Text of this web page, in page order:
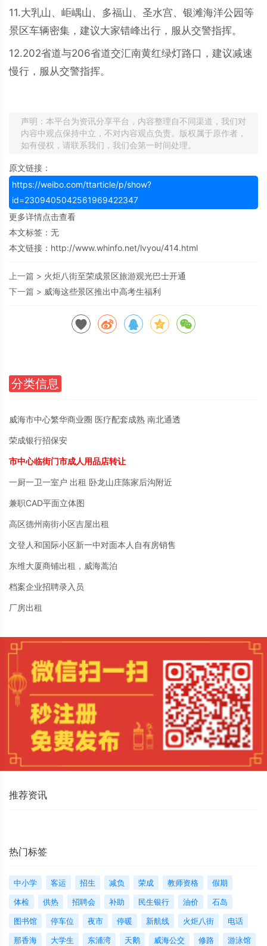
11.大乳山、岠嵎山、多福山、圣水宫、银滩海洋公园等
景区车辆密集，建议大家错峰出行，服从交警指挥。
12.202省道与206省道交汇南黄红绿灯路口，建议减速
慢行，服从交警指挥。
声明：本平台为资讯分享平台，内容整理自不同渠道，我们对
内容中观点保持中立，不对内容观点负责。版权属于原作者，
如有侵权，请联系我们，我们会第一时间处理。
原文链接：
https://weibo.com/ttarticle/p/show?
id=2309405042561969422347
更多详情点击查看
本文标签：无
本文链接： http://www.whinfo.net/lvyou/414.html
上一篇 > 火炬八街至荣成景区旅游观光巴士开通
下一篇 > 威海这些景区推出中高考生福利
分类信息
威海市中心繁华商业圈 医疗配套成熟 南北通透
荣成银行招保安
市中心临街门市成人用品店转让
一厨一卫一室户 出租 卧龙山庄陈家后沟附近
兼职CAD平面立体图
高区德州南街小区吉屋出租
文登人和国际小区新一中对面本人自有房销售
东维大厦商铺出租，威海蒿泊
档案企业招聘录入员
厂房出租
推荐资讯
热门标签
中小学 客运 招生 减负 荣成 教师资格
假期
体检
供热 招聘会 补助 民生银行 油价
石岛
图书馆
停车位 夜市 停暖 新航线 火炬八街
电话
那香海
大学生 东浦湾 天鹅 威海公交 修路 游泳馆